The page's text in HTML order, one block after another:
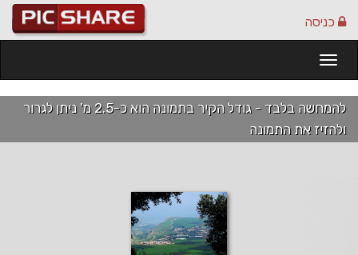
כניסה
להמחשה בלבד - גודל הקיר בתמונה הוא כ-2.5 מ' ניתן לגרור
ולהזיז את התמונה